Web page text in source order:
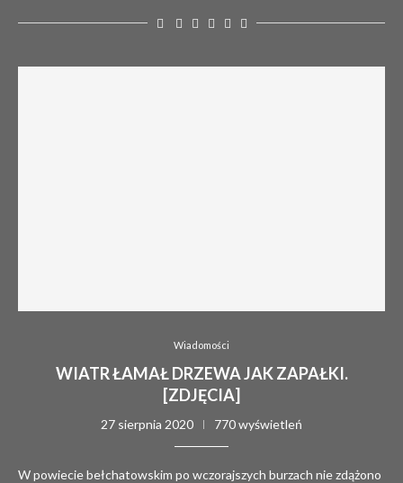
Wiadomości
WIATR ŁAMAŁ DRZEWA JAK ZAPAŁKI.
[ZDJĘCIA]
27 sierpnia 2020 770 wyświetleń
W powiecie bełchatowskim po wczorajszych burzach nie zdążono